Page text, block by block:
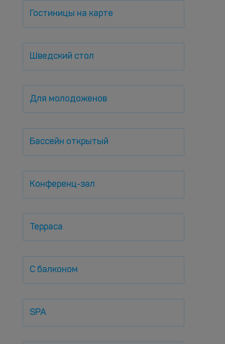
Гостиницы на карте
Шведский стол
Для молодоженов
Бассейн открытый
Конференц-зал
Терраса
С балконом
SPA